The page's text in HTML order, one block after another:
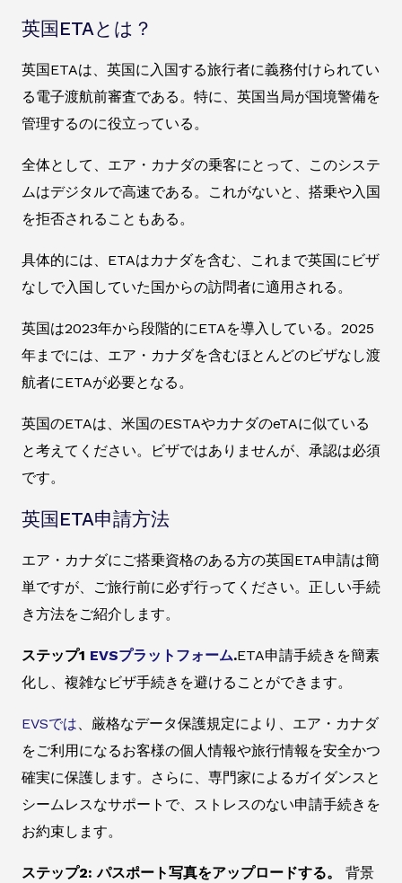
英国ETAとは？
英国ETAは、英国に入国する旅行者に義務付けられてい
る電子渡航前審査である。特に、英国当局が国境警備を
管理するのに役立っている。
全体として、エア・カナダの乗客にとって、このシステ
ムはデジタルで高速である。これがないと、搭乗や入国
を拒否されることもある。
具体的には、ETAはカナダを含む、これまで英国にビザ
なしで入国していた国からの訪問者に適用される。
英国は2023年から段階的にETAを導入している。2025
年までには、エア・カナダを含むほとんどのビザなし渡
航者にETAが必要となる。
英国のETAは、米国のESTAやカナダのeTAに似ている
と考えてください。ビザではありませんが、承認は必須
です。
英国ETA申請方法
エア・カナダにご搭乗資格のある方の英国ETA申請は簡
単ですが、ご旅行前に必ず行ってください。正しい手続
き方法をご紹介します。
ステップ1 EVSプラットフォーム.ETA申請手続きを簡素
化し、複雑なビザ手続きを避けることができます。
EVSでは、厳格なデータ保護規定により、エア・カナダ
をご利用になるお客様の個人情報や旅行情報を安全かつ
確実に保護します。さらに、専門家によるガイダンスと
シームレスなサポートで、ストレスのない申請手続きを
お約束します。
ステップ2: パスポート写真をアップロードする。 背景